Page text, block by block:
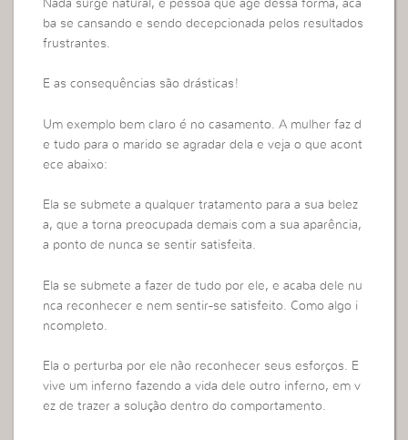
Nada surge natural, e pessoa que age dessa forma, aca
ba se cansando e sendo decepcionada pelos resultados
frustrantes.
E as consequências são drásticas!
Um exemplo bem claro é no casamento. A mulher faz d
e tudo para o marido se agradar dela e veja o que acont
ece abaixo:
Ela se submete a qualquer tratamento para a sua belez
a, que a torna preocupada demais com a sua aparência,
a ponto de nunca se sentir satisfeita.
Ela se submete a fazer de tudo por ele, e acaba dele nu
nca reconhecer e nem sentir-se satisfeito. Como algo i
ncompleto.
Ela o perturba por ele não reconhecer seus esforços. E
vive um inferno fazendo a vida dele outro inferno, em v
ez de trazer a solução dentro do comportamento.